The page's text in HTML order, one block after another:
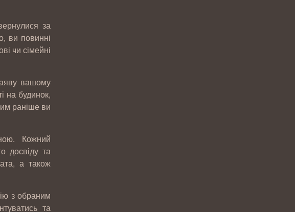
за
ви повинні
чи сімейні
вашому
на будинок,
раніше ви
Кожний
досвіду та
а також
з обраним
та